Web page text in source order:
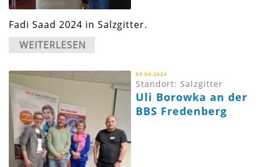
Fadi Saad 2024 in Salzgitter.
WEITERLESEN
09.04.2024
Standort: Salzgitter
Uli Borowka an der
BBS Fredenberg